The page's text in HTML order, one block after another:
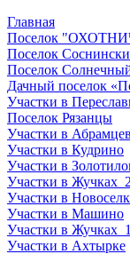
Главная
Поселок
Поселок
Поселок
Дачный поселок
Участки в
Поселок Рязанцы
Участки в
Участки в Кудрино
Участки в
Участки в Жучках_2
Участки в
Участки в Машино
Участки в Жучках_1
Участки в Ахтырке